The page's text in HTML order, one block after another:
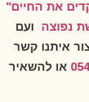
את החיים"
נפוצה ועם
איתנו קשר
או להשאיר